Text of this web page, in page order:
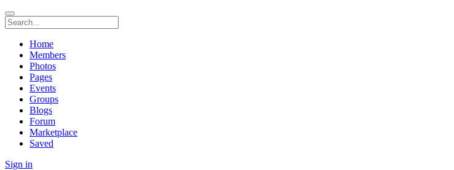
Home
Members
Photos
Pages
Events
Groups
Blogs
Forum
Marketplace
Saved
Sign in